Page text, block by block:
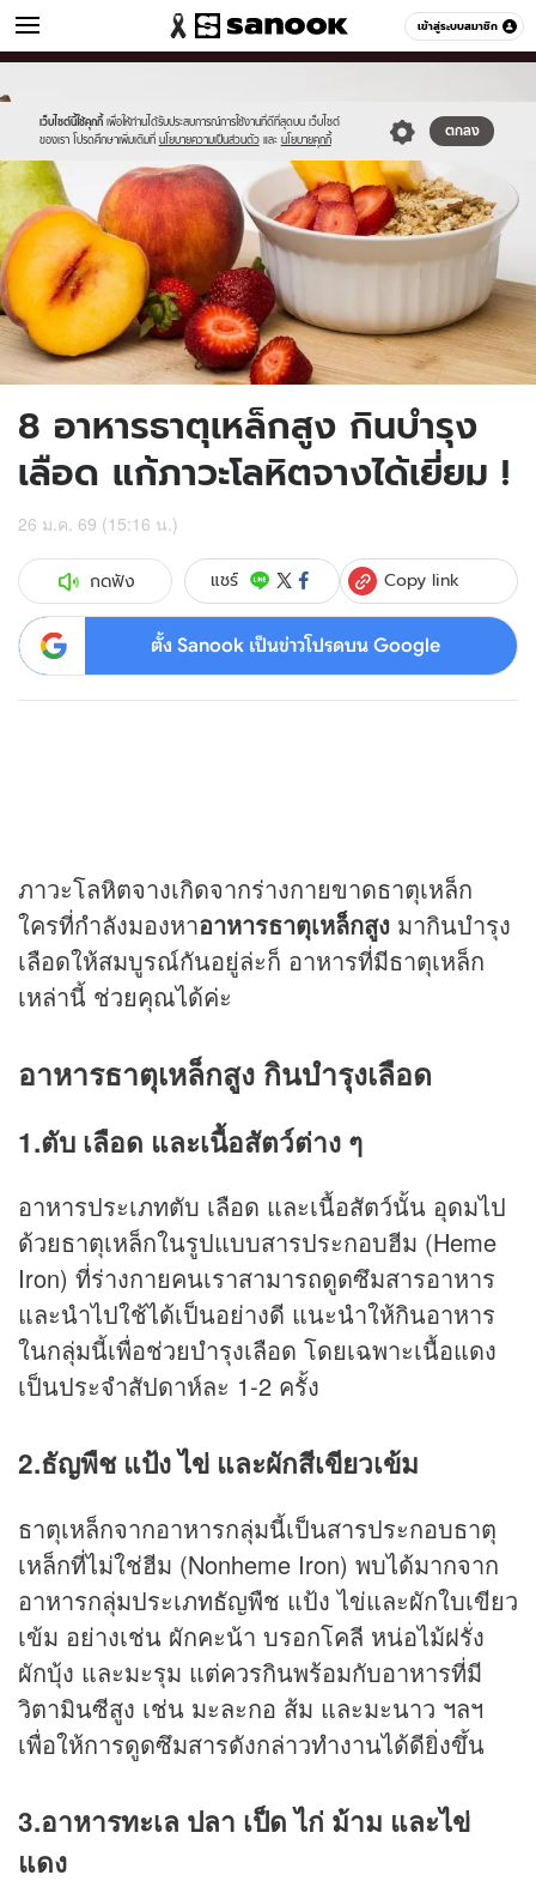
เข้าสู่ระบบสมาชิก
ผู้หญิง หมวดอื่นๆ
เว็บไซต์นี้ใช้คุกกี้ เพื่อให้ท่านได้รับประสบการณ์การใช้งานที่ดีที่สุดบน เว็บไซต์
ของเรา โปรดศึกษาเพิ่มเติมที่ นโยบายความเป็นส่วนตัว และ นโยบายคุกกี้
ตกลง
sanook.png
8 อาหารธาตุเหล็กสูง กินบำรุง
เลือด แก้ภาวะโลหิตจางได้เยี่ยม !
26 ม.ค. 69 (15:16 น.)
กดฟัง แชร์ Copy link
ตั้ง Sanook เป็นข่าวโปรดบน Google
ภาวะโลหิตจางเกิดจากร่างกายขาดธาตุเหล็ก
ใครที่กำลังมองหาอาหารธาตุเหล็กสูง มากินบำรุง
เลือดให้สมบูรณ์กันอยู่ล่ะก็ อาหารที่มีธาตุเหล็ก
เหล่านี้ ช่วยคุณได้ค่ะ
อาหารธาตุเหล็กสูง กินบำรุงเลือด
1.ตับ เลือด และเนื้อสัตว์ต่าง ๆ
อาหารประเภทตับ เลือด และเนื้อสัตว์นั้น อุดมไป
ด้วยธาตุเหล็กในรูปแบบสารประกอบฮีม (Heme
Iron) ที่ร่างกายคนเราสามารถดูดซึมสารอาหาร
และนำไปใช้ได้เป็นอย่างดี แนะนำให้กินอาหาร
ในกลุ่มนี้เพื่อช่วยบำรุงเลือด โดยเฉพาะเนื้อแดง
เป็นประจำสัปดาห์ละ 1-2 ครั้ง
2.ธัญพืช แป้ง ไข่ และผักสีเขียวเข้ม
ธาตุเหล็กจากอาหารกลุ่มนี้เป็นสารประกอบธาตุ
เหล็กที่ไม่ใช่ฮีม (Nonheme Iron) พบได้มากจาก
อาหารกลุ่มประเภทธัญพืช แป้ง ไข่และผักใบเขียว
เข้ม อย่างเช่น ผักคะน้า บรอกโคลี หน่อไม้ฝรั่ง
ผักบุ้ง และมะรุม แต่ควรกินพร้อมกับอาหารที่มี
วิตามินซีสูง เช่น มะละกอ ส้ม และมะนาว ฯลฯ
เพื่อให้การดูดซึมสารดังกล่าวทำงานได้ดียิ่งขึ้น
3.อาหารทะเล ปลา เป็ด ไก่ ม้าม และไข่
แดง